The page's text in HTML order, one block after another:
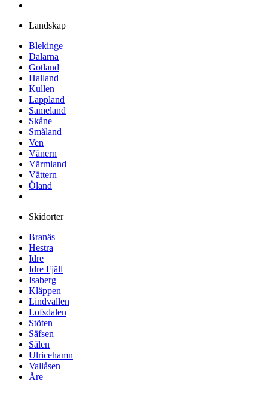
Landskap
Blekinge
Dalarna
Gotland
Halland
Kullen
Lappland
Sameland
Skåne
Småland
Ven
Vänern
Värmland
Vättern
Öland
Skidorter
Branäs
Hestra
Idre
Idre Fjäll
Isaberg
Kläppen
Lindvallen
Lofsdalen
Stöten
Säfsen
Sälen
Ulricehamn
Vallåsen
Åre